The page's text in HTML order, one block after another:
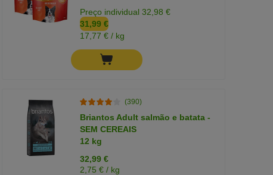
Preço individual 32,98 €
31,99 €
17,77 € / kg
(390)
Briantos Adult salmão e batata -
SEM CEREAIS
12 kg
32,99 €
2,75 € / kg